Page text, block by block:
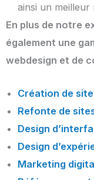
ainsi un
En plus de notre
également une
webdesign et de
Création de
Refonte de
Design
Design
Marketing